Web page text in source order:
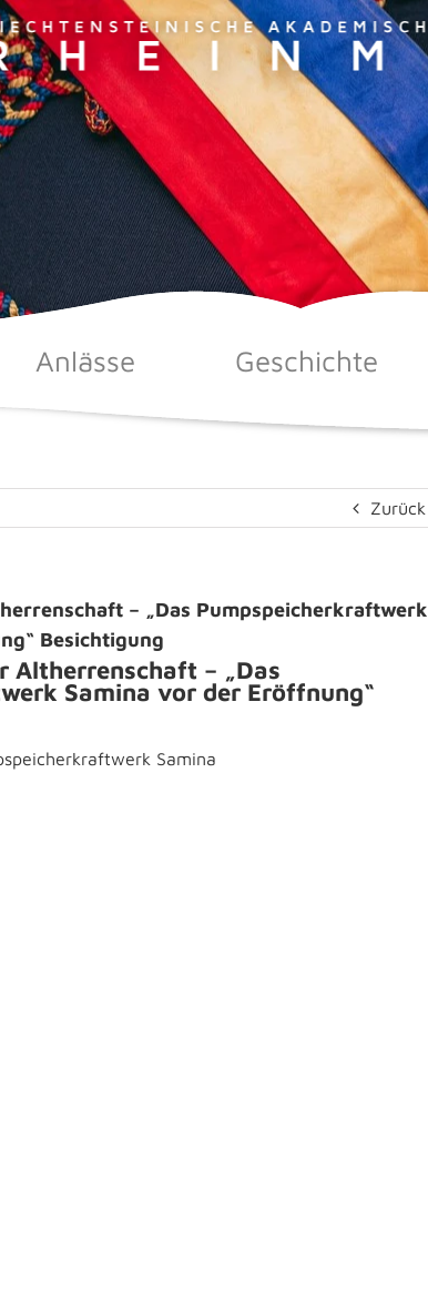
Anlässe Geschichte
Zurück
– „Das Pumpspeicherkraftwerk
Besichtigung
Altherrenschaft – „Das
Samina vor der Eröffnung“
Samina